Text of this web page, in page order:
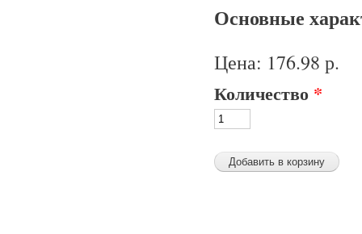
Основные
Цена: 176.98 р.
Количество *